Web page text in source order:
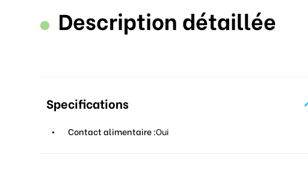
Description détaillée
Specifications
Contact alimentaire :Oui